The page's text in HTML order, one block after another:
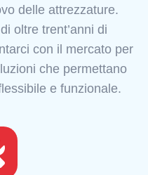
delle attrezzature.
oltre trent’anni di
con il mercato per
che permettano
e funzionale.